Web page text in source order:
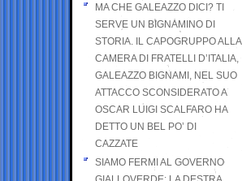
MA CHE GALEAZZO DICI? TI
SERVE UN BIGNAMINO DI
STORIA. IL CAPOGRUPPO ALLA
CAMERA DI FRATELLI D’ITALIA,
GALEAZZO BIGNAMI, NEL SUO
ATTACCO SCONSIDERATO A
OSCAR LUIGI SCALFARO HA
DETTO UN BEL PO’ DI
CAZZATE
SIAMO FERMI AL GOVERNO